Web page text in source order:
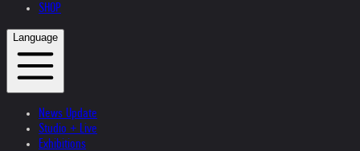
SHOP
Language
News Update
Studio + Live
Exhibitions